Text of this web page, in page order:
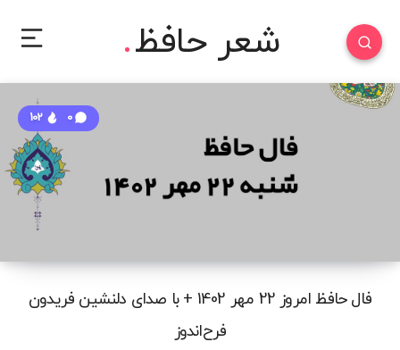
شعر حافظ
فال حافظ امروز 22 مهر 1402 + با صدای دلنشین فریدون
فرح‌اندوز
0
102